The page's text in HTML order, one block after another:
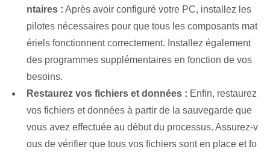
ntaires : Après avoir configuré votre PC, installez les
pilotes nécessaires pour que tous les composants mat
ériels fonctionnent correctement. Installez également
des programmes supplémentaires en fonction de vos
besoins.
Restaurez vos fichiers et données : Enfin, restaurez
vos fichiers et données à partir de la sauvegarde que
vous avez effectuée au début du processus. Assurez-v
ous de vérifier que tous vos fichiers sont en place et fo